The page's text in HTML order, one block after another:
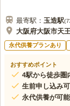
最寄駅： 玉造駅(
大阪府大阪市天
永代供養プランあり
おすすめポイント
4駅から徒歩圏
生前申し込み
永代供養が可能